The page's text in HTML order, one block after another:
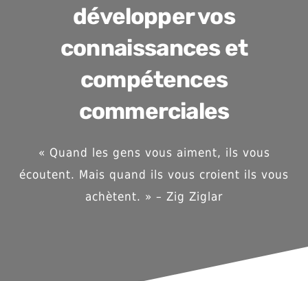
développer vos
connaissances et
compétences
commerciales
« Quand les gens vous aiment, ils vous
écoutent. Mais quand ils vous croient ils vous
achètent. » – Zig Ziglar